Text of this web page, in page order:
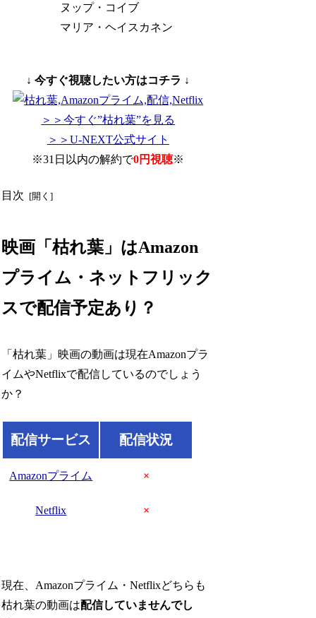
ヌップ・コイブ
マリア・ヘイスカネン
↓ 今すぐ視聴したい方はコチラ ↓
＞＞今すぐ”枯れ葉”を見る
＞＞U-NEXT公式サイト
※31日以内の解約で0円視聴※
目次
映画「枯れ葉」はAmazon
プライム・ネットフリック
スで配信予定あり？
「枯れ葉」映画の動画は現在Amazonプラ
イムやNetflixで配信しているのでしょう
か？
配信サービス 配信状況
Amazonプライム ×
Netflix ×
現在、Amazonプライム・Netflixどちらも
枯れ葉の動画は配信していませんでし